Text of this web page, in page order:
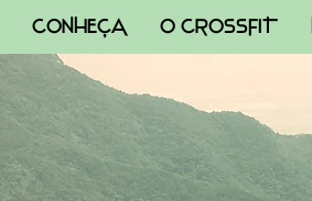
CONHEÇA O CROSSFIT